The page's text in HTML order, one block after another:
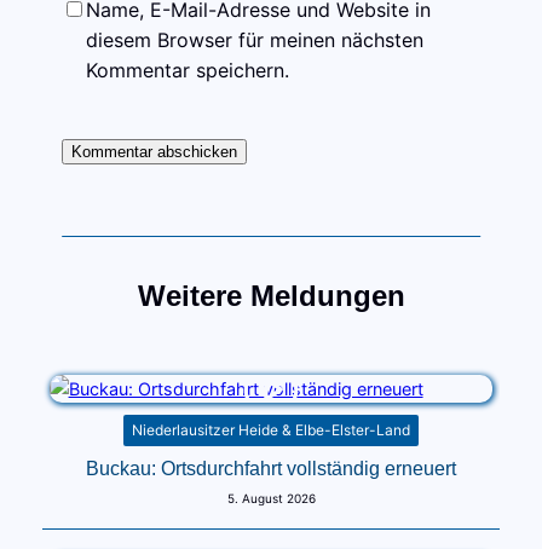
Name, E-Mail-Adresse und Website in
diesem Browser für meinen nächsten
Kommentar speichern.
Weitere Meldungen
Niederlausitzer Heide & Elbe-Elster-Land
Buckau: Ortsdurchfahrt vollständig erneuert
5. August 2026